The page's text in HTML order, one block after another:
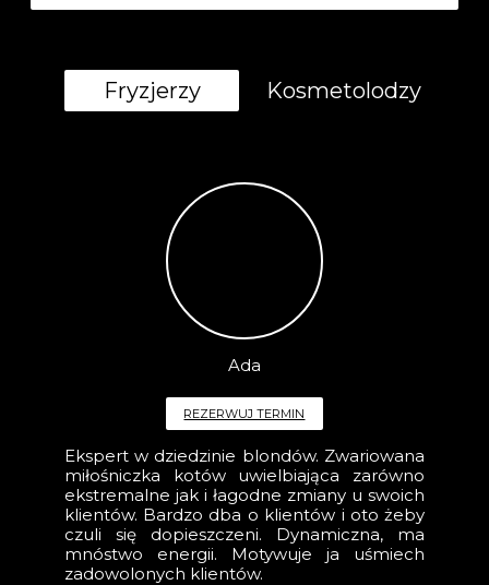
Fryzjerzy Kosmetolodzy
Ada
REZERWUJ TERMIN
Ekspert w dziedzinie blondów. Zwariowana
miłośniczka kotów uwielbiająca zarówno
ekstremalne jak i łagodne zmiany u swoich
klientów. Bardzo dba o klientów i oto żeby
czuli się dopieszczeni. Dynamiczna, ma
mnóstwo energii. Motywuje ja uśmiech
zadowolonych klientów.